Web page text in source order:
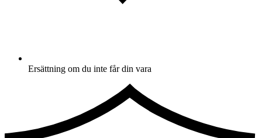
Ersättning om du inte får din vara